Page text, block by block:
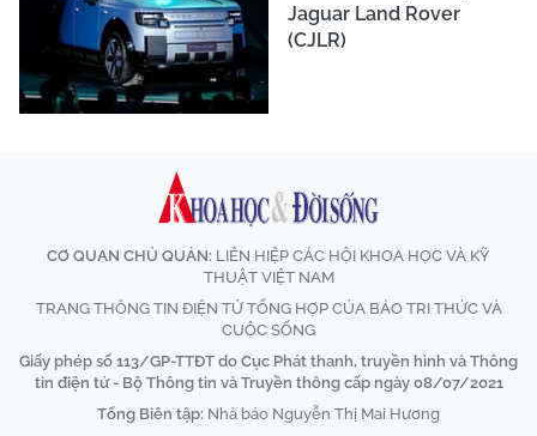
Jaguar Land Rover
(CJLR)
CƠ QUAN CHỦ QUẢN: LIÊN HIỆP CÁC HỘI KHOA HỌC VÀ KỸ
THUẬT VIỆT NAM
TRANG THÔNG TIN ĐIỆN TỬ TỔNG HỢP CỦA BÁO TRI THỨC VÀ
CUỘC SỐNG
Giấy phép số 113/GP-TTĐT do Cục Phát thanh, truyền hình và Thông
tin điện tử - Bộ Thông tin và Truyền thông cấp ngày 08/07/2021
Tổng Biên tập: Nhà báo Nguyễn Thị Mai Hương